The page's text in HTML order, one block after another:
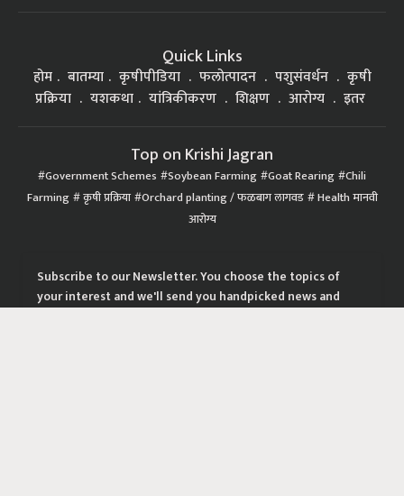
Quick Links
होम बातम्या कृषीपीडिया फलोत्पादन पशुसंवर्धन
कृषी
प्रक्रिया
यशकथा यांत्रिकीकरण शिक्षण आरोग्य इतर
Top on Krishi Jagran
Government Schemes Soybean Farming Goat Rearing Chili
Farming कृषी प्रक्रिया Orchard planting / फळबाग लागवड Health मानवी
आरोग्य
Subscribe to our Newsletter. You choose the topics of
your interest and we'll send you handpicked news and